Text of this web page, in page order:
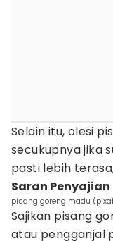
Selain itu, olesi
secukupnya jika
pasti lebih
Saran Penyajian
pisang goreng madu
Sajikan pisang
atau pengganjal